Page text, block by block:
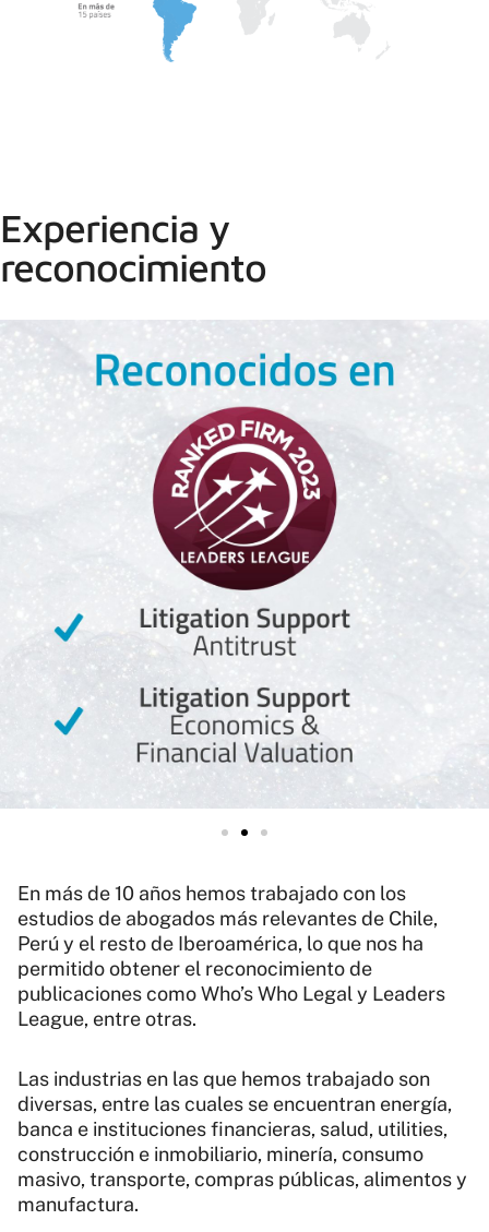
Experiencia y
reconocimiento
En más de 10 años hemos trabajado con los
estudios de abogados más relevantes de Chile,
Perú y el resto de Iberoamérica, lo que nos ha
permitido obtener el reconocimiento de
publicaciones como Who’s Who Legal y Leaders
League, entre otras.
Las industrias en las que hemos trabajado son
diversas, entre las cuales se encuentran energía,
banca e instituciones financieras, salud, utilities,
construcción e inmobiliario, minería, consumo
masivo, transporte, compras públicas, alimentos y
manufactura.